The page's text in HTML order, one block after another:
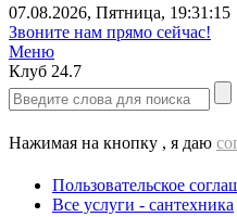
07.08.2026, Пятница, 19:31:16
ВЫЕЗД cантехника - 500
Меню
Клуб 24.7
Нажимая на кнопку , я даю
Пользовательское
Все услуги - cантехника